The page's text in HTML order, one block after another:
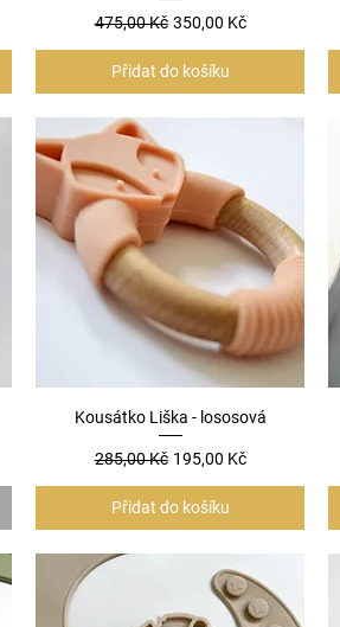
Běžná cena
475,00 Kč Zvýhodněná cena
350,00 Kč
Přidat do košíku
Rychlý náhled
Kousátko Liška - lososová
Běžná cena
285,00 Kč Zvýhodněná cena
195,00 Kč
Přidat do košíku